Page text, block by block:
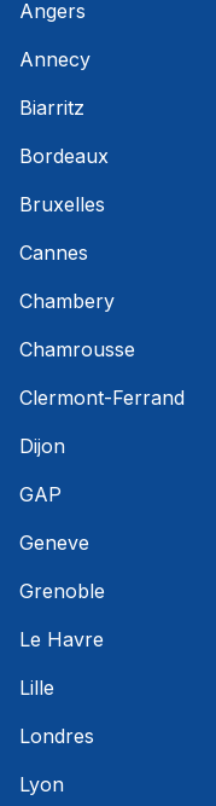
Angers
Annecy
Biarritz
Bordeaux
Bruxelles
Cannes
Chambery
Chamrousse
Clermont-Ferrand
Dijon
GAP
Geneve
Grenoble
Le Havre
Lille
Londres
Lyon